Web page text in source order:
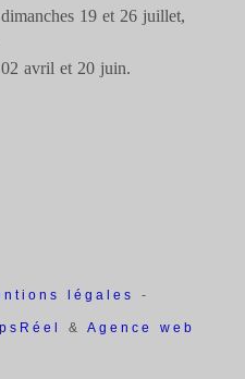
19 et 26 juillet,
avril et 20 juin.
légales -
&Agence web